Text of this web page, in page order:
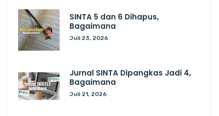
SINTA 5 dan 6 Dihapus,
Bagaimana
Juli 23, 2026
Jurnal SINTA Dipangkas Jadi 4,
Bagaimana
Juli 21, 2026